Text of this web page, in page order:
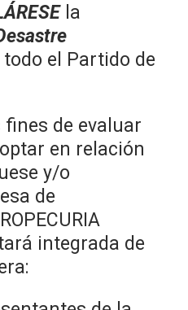
la
el Partido de
fines de evaluar
en relación
y/o
de
integrada de